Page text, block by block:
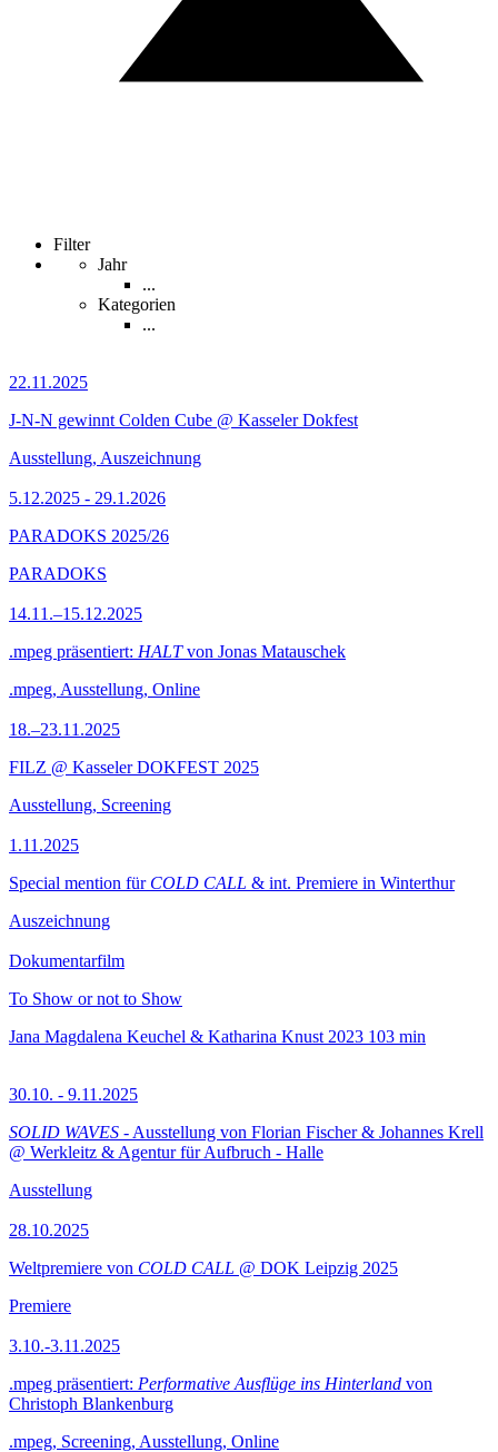
Filter
Jahr
...
Kategorien
...
22.11.2025
J-N-N gewinnt Colden Cube @ Kasseler Dokfest
Ausstellung, Auszeichnung
5.12.2025 - 29.1.2026
PARADOKS 2025/26
PARADOKS
14.11.–15.12.2025
.mpeg präsentiert: HALTvon Jonas Matauschek
.mpeg, Ausstellung, Online
18.–23.11.2025
FILZ @ Kasseler DOKFEST 2025
Ausstellung, Screening
1.11.2025
Special mention für COLD CALL & int. Premiere in Winterthur
Auszeichnung
Dokumentarfilm
To Show or not to Show
Jana Magdalena Keuchel & Katharina Knust 2023 103 min
30.10. - 9.11.2025
SOLID WAVES - Ausstellung von Florian Fischer & Johannes Krell
@ Werkleitz & Agentur für Aufbruch - Halle
Ausstellung
28.10.2025
Weltpremiere von COLD CALL @ DOK Leipzig 2025
Premiere
3.10.-3.11.2025
.mpeg präsentiert: Performative Ausflüge ins Hinterland von
Christoph Blankenburg
.mpeg, Screening, Ausstellung, Online